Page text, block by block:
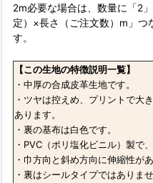
2m必要な場合は、数量に「2
定）×長さ（ご注文数）m」つ
す。
【この生地の特徴説明一覧】
・中厚の合成皮革生地です。
・ツヤは控えめ、プリントで大
あります。
・裏の基布は白色です。
・PVC（ポリ塩化ビニル）製で
・巾方向と斜め方向に伸縮性があ
・裏はシールタイプではありま